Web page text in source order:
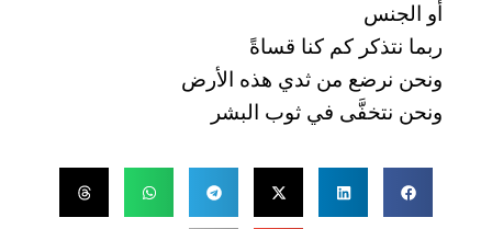
أو الجنس
ربما نتذكر كم كنا قساةً
ونحن نرضع من ثدي هذه الأرض
ونحن نتخفَّى في ثوب البشر